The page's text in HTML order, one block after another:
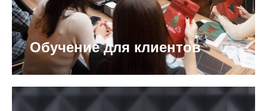
Обучение для клиентов